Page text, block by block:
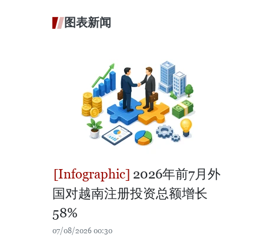
图表新闻
2026年前7月外
国对越南注册投资总额增长
58%
07/08/2026 00:30